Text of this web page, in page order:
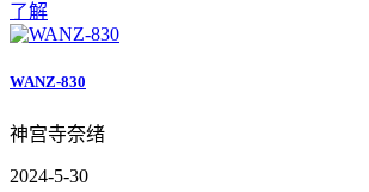
了解
WANZ-830
神宫寺奈绪
2024-5-30